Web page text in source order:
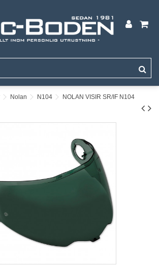
Nolan N104
NOLAN VISIR SR/IF N104